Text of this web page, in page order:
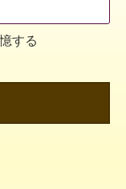
する